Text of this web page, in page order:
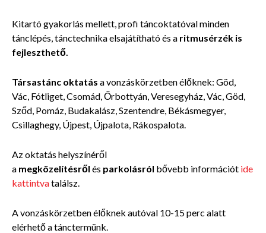
Kitartó gyakorlás mellett, profi táncoktatóval minden
tánclépés, tánctechnika elsajátítható és a ritmusérzék is
fejleszthető.
Társastánc oktatás a vonzáskörzetben élőknek: Göd,
Vác, Fótliget, Csomád, Őrbottyán, Veresegyház, Vác, Göd,
Sződ, Pomáz, Budakalász, Szentendre, Békásmegyer,
Csillaghegy, Újpest, Újpalota, Rákospalota.
Az oktatás helyszínéről
a megközelítésről és parkolásról bővebb információt ide
kattintvatalálsz.
A vonzáskörzetben élőknek autóval 10-15 perc alatt
elérhető a tánctermünk.